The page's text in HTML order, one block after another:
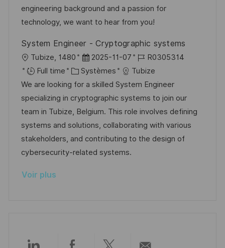
t
i
n
f
i
h
a
g
e
e
d
p
o
s
t
e
i
e
engineering background and a passion for
technology, we want to hear from you!
System Engineer - Cryptographic systems
o
c
a
l
i
s
a
Tubize, 1480
D
a
t
e
d
’
a
f
2025-11-07
R
é
f
é
r
e
n
R0305314
Full time
C
a
t
é
g
o
r
Systèmes
Tubize
We are looking for a skilled System Engineer
specializing in cryptographic systems to join our
team in Tubize, Belgium. This role involves defining
systems and solutions, collaborating with various
stakeholders, and contributing to the design of
cybersecurity-related systems.
Voir plus